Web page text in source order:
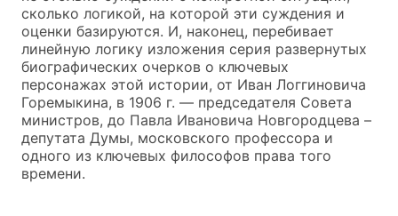
сколько логикой, на которой эти суждения и
оценки базируются. И, наконец, перебивает
линейную логику изложения серия развернутых
биографических очерков о ключевых
персонажах этой истории, от Иван Логгиновича
Горемыкина, в 1906 г. — председателя Совета
министров, до Павла Ивановича Новгородцева –
депутата Думы, московского профессора и
одного из ключевых философов права того
времени.